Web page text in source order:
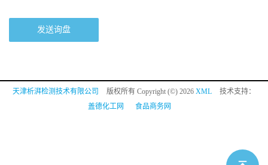
发送询盘
天津析湃检测技术有限公司 版权所有 Copyright (©) 2026 XML
技术支持：
盖德化工网
食品商务网